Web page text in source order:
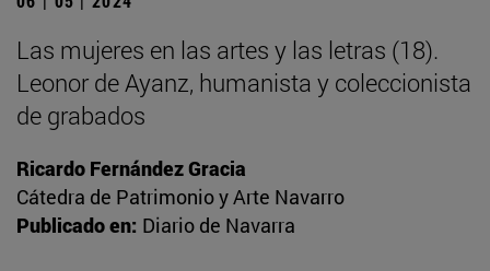
Las mujeres en las artes y las letras (18).
Leonor de Ayanz, humanista y coleccionista
de grabados
Ricardo Fernández Gracia
Cátedra de Patrimonio y Arte Navarro
Publicado en: Diario de Navarra